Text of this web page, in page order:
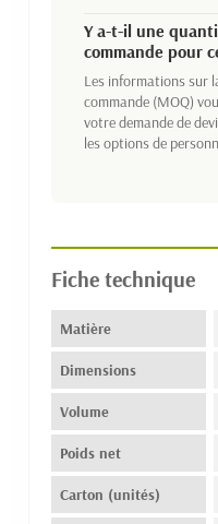
Y a-t-il une
commande pour
Les informations sur
commande (MOQ)
votre demande de
les options de
Fiche technique
Matière
Dimensions
Volume
Poids net
Carton (unités)